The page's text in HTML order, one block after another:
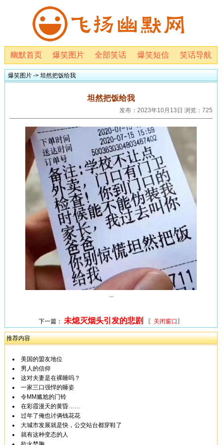
幽默首页 爆笑图片 全部笑话 爆笑短信 笑话导航
爆笑图片 -> 坦然把饭给我
坦然把饭给我
发布：2023年10月13日 浏览：725
...
下一篇： 未熄灭烟头引发的悲剧 〖 关闭窗口 〗
推荐内容
美国的盟友地位
男人的信仰
这对夫妻是在裸睡吗？
一家三口强悍的睡姿
令MM尴尬的门铃
在彩霞漫天的黄昏……
过年了俺也讨俩钱花花
大城市发展就是快，公交站台都穿鞋了
就有这种变态的人